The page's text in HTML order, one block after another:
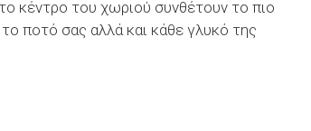
κέντρο του χωριού συνθέτουν το πιο
ποτό σας αλλά και κάθε γλυκό της